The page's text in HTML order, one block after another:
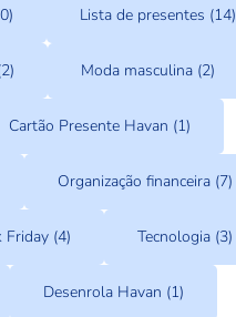
Lista de presentes (14)
Moda masculina (2)
Cartão Presente Havan (1)
Organização financeira (7)
Friday (4) Tecnologia (3)
Desenrola Havan (1)